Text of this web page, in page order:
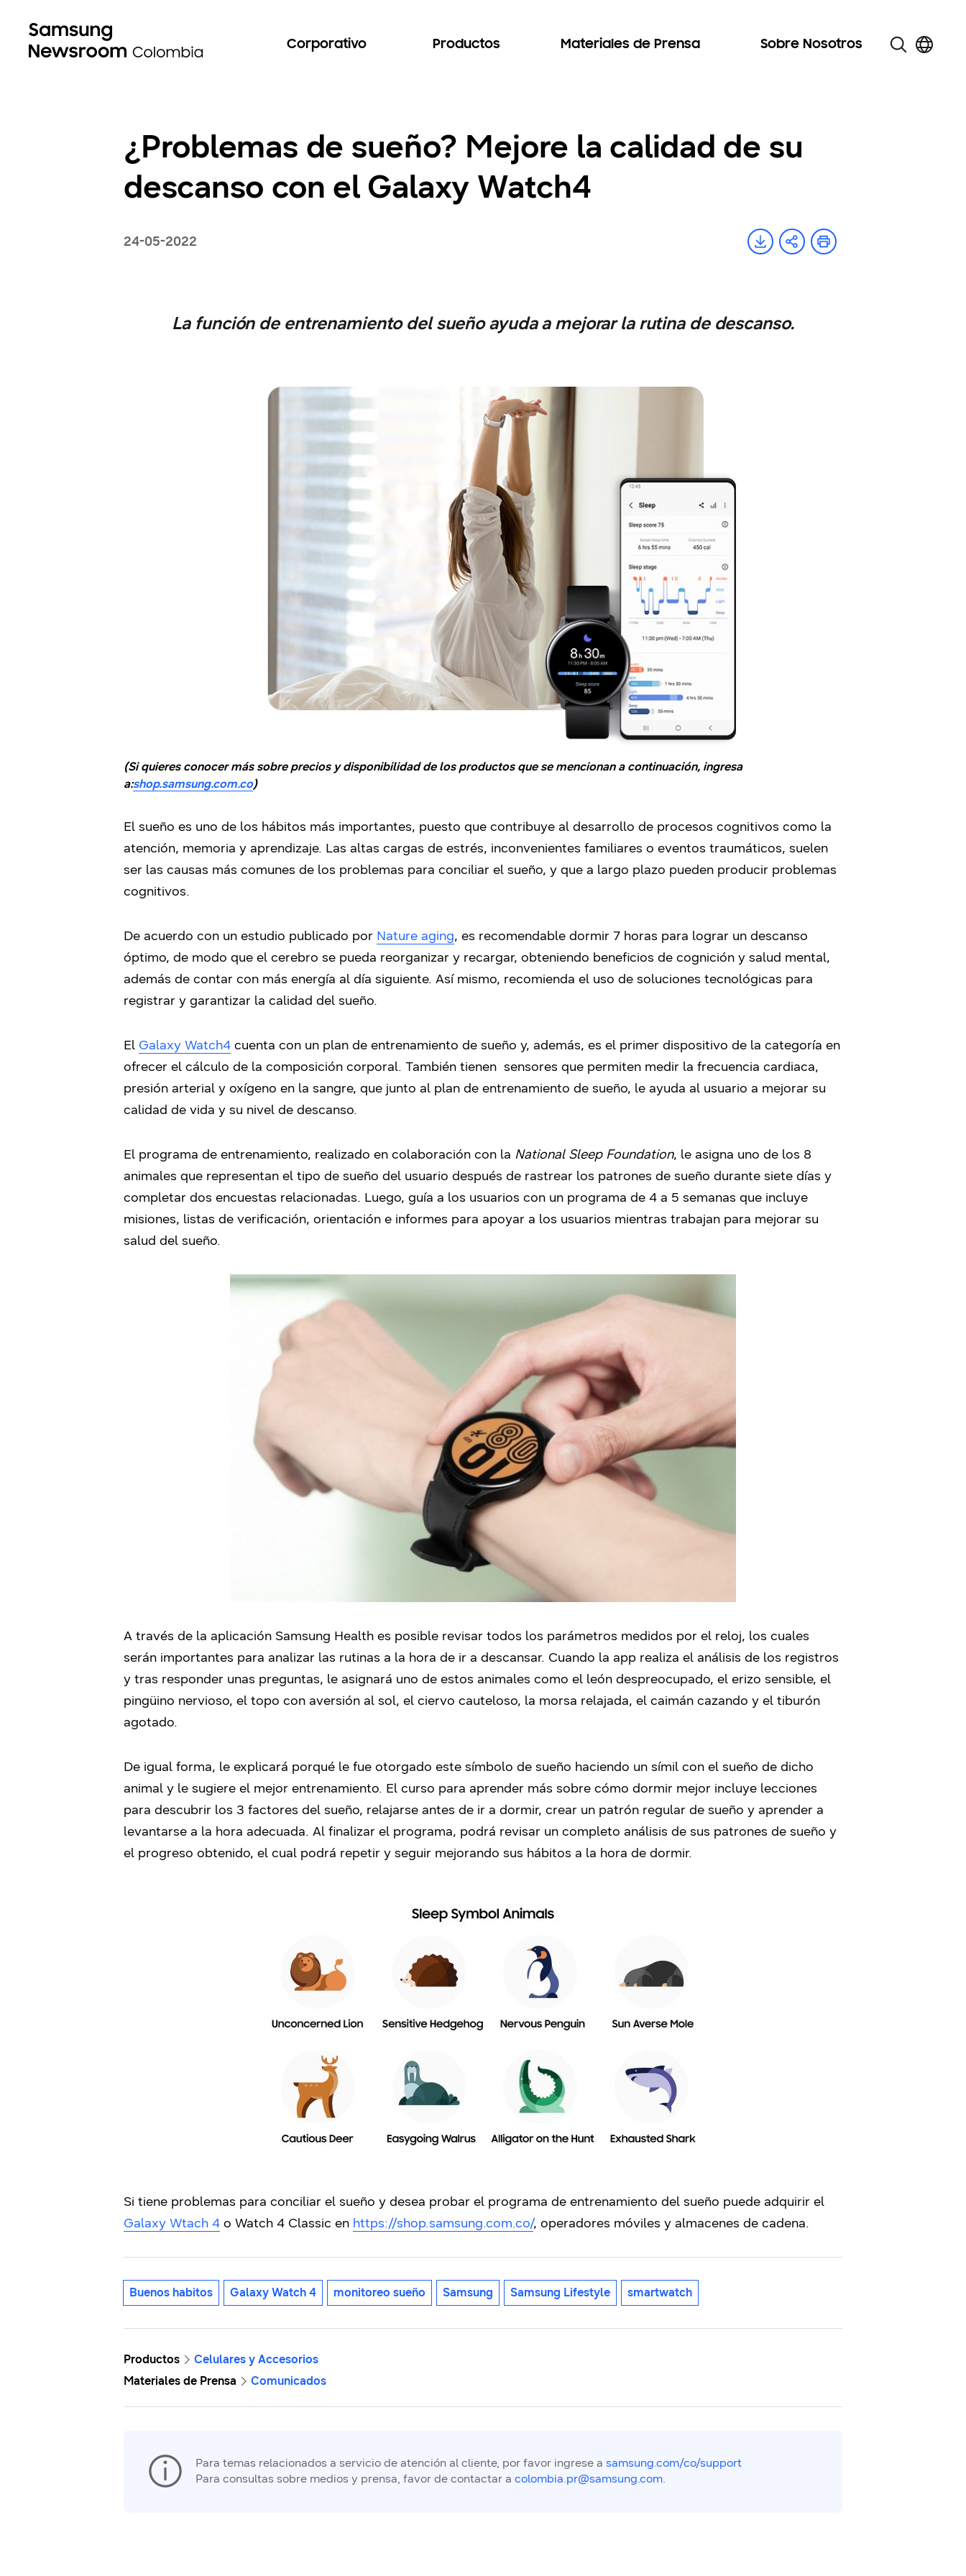
Corporativo Productos Materiales de Prensa Sobre Nosotros
¿Problemas de sueño? Mejore la calidad de su
descanso con el Galaxy Watch4
24-05-2022
La función de entrenamiento del sueño ayuda a mejorar la rutina de descanso.
(Si quieres conocer más sobre precios y disponibilidad de los productos que se mencionan a continuación, ingresa
a:shop.samsung.com.co)
El sueño es uno de los hábitos más importantes, puesto que contribuye al desarrollo de procesos cognitivos como la
atención, memoria y aprendizaje. Las altas cargas de estrés, inconvenientes familiares o eventos traumáticos, suelen
ser las causas más comunes de los problemas para conciliar el sueño, y que a largo plazo pueden producir problemas
cognitivos.
De acuerdo con un estudio publicado por Nature aging, es recomendable dormir 7 horas para lograr un descanso
óptimo, de modo que el cerebro se pueda reorganizar y recargar, obteniendo beneficios de cognición y salud mental,
además de contar con más energía al día siguiente. Así mismo, recomienda el uso de soluciones tecnológicas para
registrar y garantizar la calidad del sueño.
El Galaxy Watch4 cuenta con un plan de entrenamiento de sueño y, además, es el primer dispositivo de la categoría en
ofrecer el cálculo de la composición corporal. También tienen sensores que permiten medir la frecuencia cardiaca,
presión arterial y oxígeno en la sangre, que junto al plan de entrenamiento de sueño, le ayuda al usuario a mejorar su
calidad de vida y su nivel de descanso.
El programa de entrenamiento, realizado en colaboración con la National Sleep Foundation, le asigna uno de los 8
animales que representan el tipo de sueño del usuario después de rastrear los patrones de sueño durante siete días y
completar dos encuestas relacionadas. Luego, guía a los usuarios con un programa de 4 a 5 semanas que incluye
misiones, listas de verificación, orientación e informes para apoyar a los usuarios mientras trabajan para mejorar su
salud del sueño.
A través de la aplicación Samsung Health es posible revisar todos los parámetros medidos por el reloj, los cuales
serán importantes para analizar las rutinas a la hora de ir a descansar. Cuando la app realiza el análisis de los registros
y tras responder unas preguntas, le asignará uno de estos animales como el león despreocupado, el erizo sensible, el
pingüino nervioso, el topo con aversión al sol, el ciervo cauteloso, la morsa relajada, el caimán cazando y el tiburón
agotado.
De igual forma, le explicará porqué le fue otorgado este símbolo de sueño haciendo un símil con el sueño de dicho
animal y le sugiere el mejor entrenamiento. El curso para aprender más sobre cómo dormir mejor incluye lecciones
para descubrir los 3 factores del sueño, relajarse antes de ir a dormir, crear un patrón regular de sueño y aprender a
levantarse a la hora adecuada. Al finalizar el programa, podrá revisar un completo análisis de sus patrones de sueño y
el progreso obtenido, el cual podrá repetir y seguir mejorando sus hábitos a la hora de dormir.
Si tiene problemas para conciliar el sueño y desea probar el programa de entrenamiento del sueño puede adquirir el
Galaxy Wtach 4 o Watch 4 Classic en https://shop.samsung.com.co/, operadores móviles y almacenes de cadena.
Buenos habitos Galaxy Watch 4 monitoreo sueño Samsung Samsung Lifestyle smartwatch
Productos
Celulares y Accesorios
Materiales de Prensa
Comunicados
Para temas relacionados a servicio de atención al cliente, por favor ingrese a samsung.com/co/support
Para consultas sobre medios y prensa, favor de contactar a colombia.pr@samsung.com